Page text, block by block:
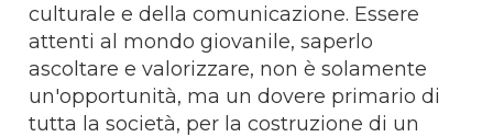
culturale e della comunicazione. Essere
attenti al mondo giovanile, saperlo
ascoltare e valorizzare, non è solamente
un'opportunità, ma un dovere primario di
tutta la società, per la costruzione di un